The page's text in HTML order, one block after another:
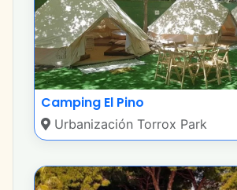
Camping El Pino
Urbanización Torrox Park